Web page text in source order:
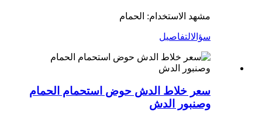
مشهد الاستخدام: الحمام
سؤالالتفاصيل
سعر خلاط الدش حوض استحمام الحمام
وصنبور الدش